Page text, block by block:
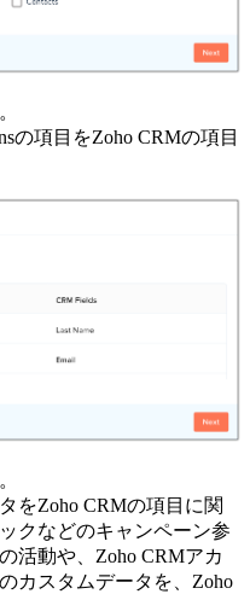
の項目をZoho CRMの項目
をZoho CRMの項目に関
クなどのキャンペーン参
活動や、Zoho CRMアカ
カスタムデータを、Zoho